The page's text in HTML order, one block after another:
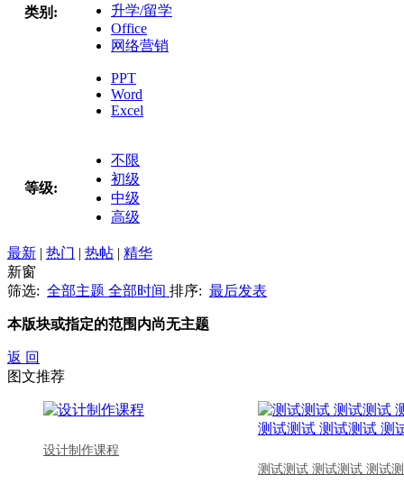
类别:
升学/留学
Office
网络营销
PPT
Word
Excel
等级:
不限
初级
中级
高级
最新 | 热门 | 热帖 | 精华
新窗
筛选: 全部主题 全部时间 排序: 最后发表
本版块或指定的范围内尚无主题
返 回
图文推荐
设计制作课程
测试测试 测试测试 测试